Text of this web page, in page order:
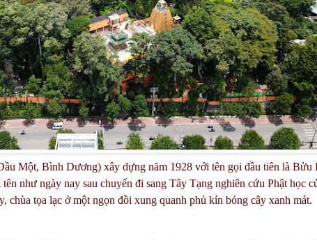
Một, Bình Dương) xây dựng năm 1928 với tên gọi đầu tiên là Bửu
như ngày nay sau chuyến đi sang Tây Tạng nghiên cứu Phật học
chùa tọa lạc ở một ngọn đồi xung quanh phủ kín bóng cây xanh mát.